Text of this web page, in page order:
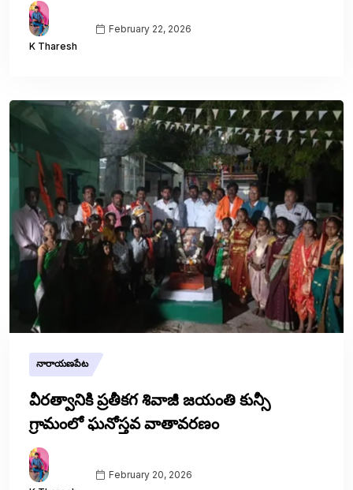
K Tharesh
February 22, 2026
నారాయణపేట
వీరత్వానికి ప్రతీకగ శివాజీ జయంతి కున్సీ
గ్రామంలో ఘనోస్తవ వాతావరణం
February 20, 2026